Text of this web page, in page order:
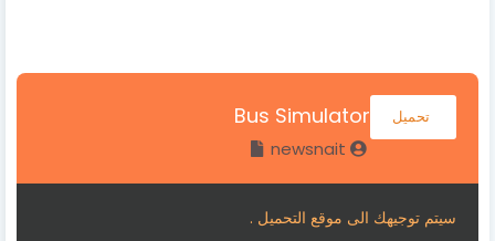
Bus Simulator تحميل
سيتم توجيهك الى موقع التحميل .